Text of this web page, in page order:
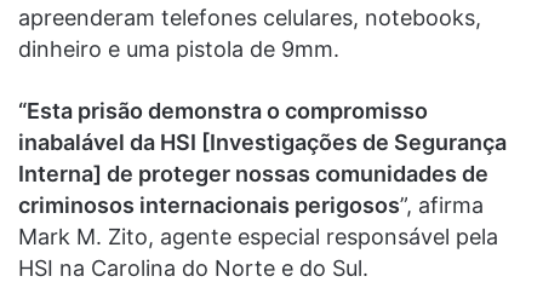
apreenderam telefones celulares, notebooks,
dinheiro e uma pistola de 9mm.
“Esta prisão demonstra o compromisso
inabalável da HSI [Investigações de Segurança
Interna] de proteger nossas comunidades de
criminosos internacionais perigosos”, afirma
Mark M. Zito, agente especial responsável pela
HSI na Carolina do Norte e do Sul.